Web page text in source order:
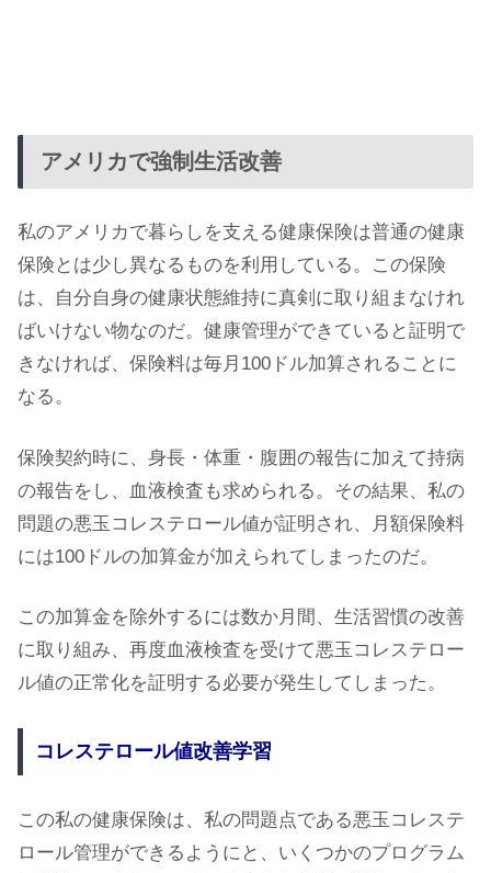
アメリカで強制生活改善
私のアメリカで暮らしを支える健康保険は普通の健康
保険とは少し異なるものを利用している。この保険
は、自分自身の健康状態維持に真剣に取り組まなけれ
ばいけない物なのだ。健康管理ができていると証明で
きなければ、保険料は毎月100ドル加算されることに
なる。
保険契約時に、身長・体重・腹囲の報告に加えて持病
の報告をし、血液検査も求められる。その結果、私の
問題の悪玉コレステロール値が証明され、月額保険料
には100ドルの加算金が加えられてしまったのだ。
この加算金を除外するには数か月間、生活習慣の改善
に取り組み、再度血液検査を受けて悪玉コレステロー
ル値の正常化を証明する必要が発生してしまった。
コレステロール値改善学習
この私の健康保険は、私の問題点である悪玉コレステ
ロール管理ができるようにと、いくつかのプログラム